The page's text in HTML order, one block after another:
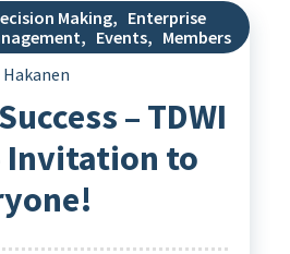
Making, Enterprise
, Events, Members
– TDWI
Invitation to